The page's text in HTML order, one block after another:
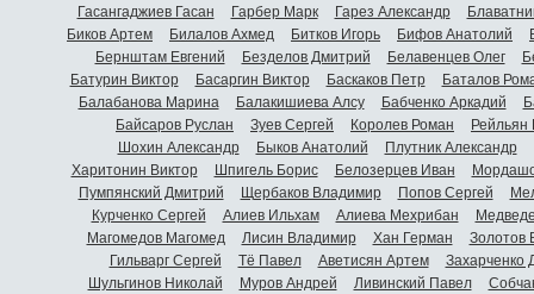
Гасангаджиев Гасан
Гарбер Марк Гарез Александр
Биков Артем
Билалов Ахмед Битков Игорь Бифов Анатолий
Бернштам Евгений
Безделов Дмитрий Белавенцев Олег
Батурин Виктор
Басаргин Виктор Баскаков Петр
Баталов
Балабанова Марина
Балакишиева Алсу Бабченко Аркадий
Байсаров Руслан
Зуев Сергей Королев Роман
Шохин Александр
Быков Анатолий Плутник Александр
Харитонин Виктор
Шпигель Борис Белозерцев Иван
Пумпянский Дмитрий
Щербаков Владимир Попов Сергей
Курченко Сергей
Алиев Ильхам Алиева Мехрибан
Магомедов Магомед
Лисин Владимир Хан Герман
Золотов
Гильварг Сергей
Тё Павел Аветисян Артем
Захарченко
Шульгинов Николай
Муров Андрей Ливинский Павел